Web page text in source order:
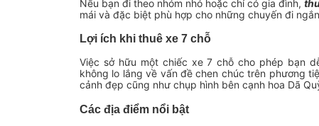
Nếu bạn đi theo nhóm nhỏ hoặc chỉ có gia đình,
mái và đặc biệt phù hợp cho những chuyến đi
Lợi ích khi thuê xe 7 chỗ
Việc sở hữu một chiếc xe 7 chỗ cho phép bạn
không lo lắng về vấn đề chen chúc trên phương
cảnh đẹp cũng như chụp hình bên cạnh hoa Dã
Các địa điểm nổi bật